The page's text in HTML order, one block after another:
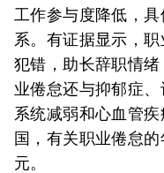
工作参与度降低，
系。有证据显示，
犯错，助长辞职情
业倦怠还与抑郁症
系统减弱和心血管
国，有关职业倦怠
元。